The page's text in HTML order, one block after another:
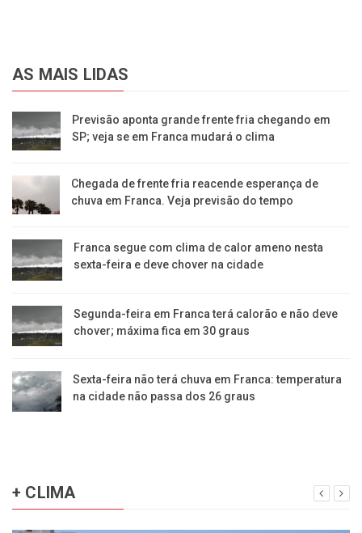
AS MAIS LIDAS
Previsão aponta grande frente fria chegando em
SP; veja se em Franca mudará o clima
Chegada de frente fria reacende esperança de
chuva em Franca. Veja previsão do tempo
Franca segue com clima de calor ameno nesta
sexta-feira e deve chover na cidade
Segunda-feira em Franca terá calorão e não deve
chover; máxima fica em 30 graus
Sexta-feira não terá chuva em Franca: temperatura
na cidade não passa dos 26 graus
+ CLIMA